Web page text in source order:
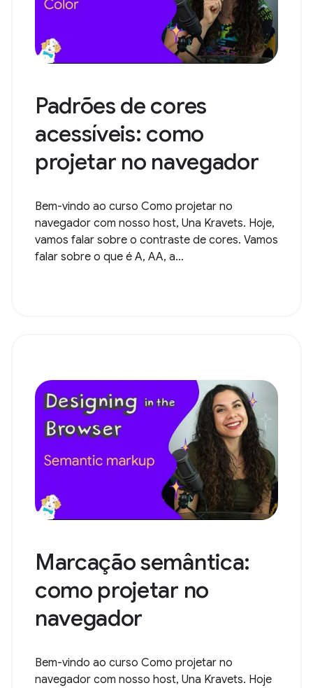
Padrões de cores
acessíveis: como
projetar no navegador
Bem-vindo ao curso Como projetar no
navegador com nosso host, Una Kravets. Hoje,
vamos falar sobre o contraste de cores. Vamos
falar sobre o que é A, AA, a...
Marcação semântica:
como projetar no
navegador
Bem-vindo ao curso Como projetar no
navegador com nosso host, Una Kravets. Hoje